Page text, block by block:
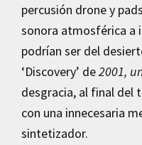
percusión drone y
sonora atmosférica a
podrían ser del
‘Discovery’ de2001,
desgracia, al final del
con una innecesaria
sintetizador.